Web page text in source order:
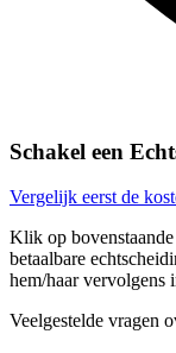
Schakel een
Vergelijk eerst de
Klik op
betaalbare
hem/haar vervolgens
Veelgestelde vragen